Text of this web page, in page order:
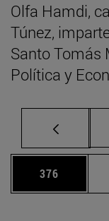
Olfa Hamdi,
Túnez,
Santo Tomás
Política y
Página
376